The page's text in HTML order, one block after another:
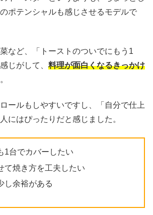
ポテンシャルも感じさせるモデルで
など、「トーストのついでにもう1
じがして、 料理が面白くなるきっかけ
ールもしやすいですし、「自分で仕上
にはぴったりだと感じました。
1台でカバーしたい
て焼き方を工夫したい
し余裕がある